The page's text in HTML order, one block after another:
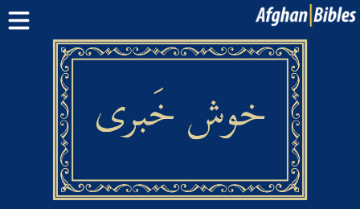
صفحه اصلی
کتاب مقدس دری کتاب مقدس پشتو
بلوچی · هزارگی · ترکمنی